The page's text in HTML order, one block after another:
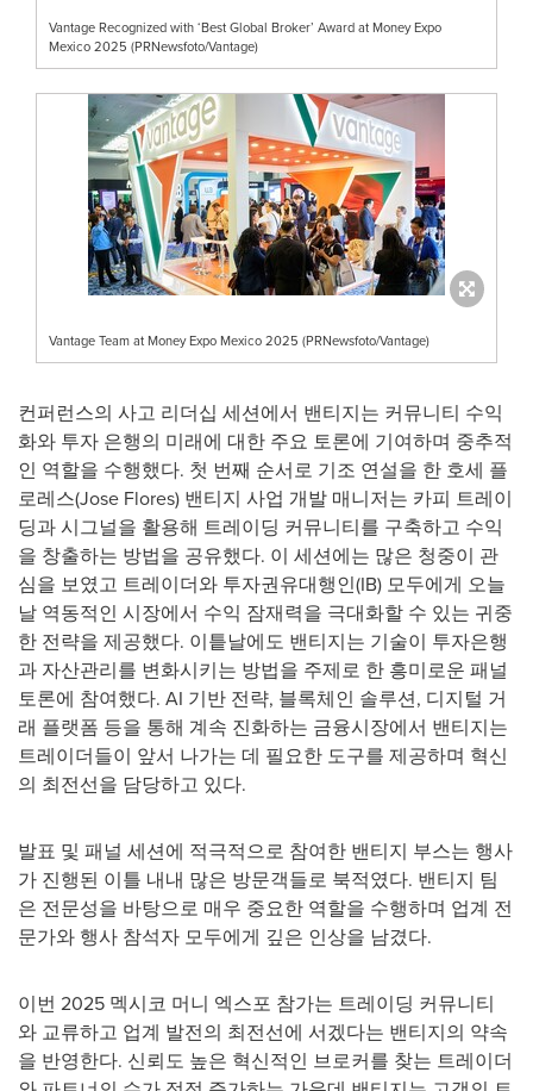
Vantage Recognized with ‘Best Global Broker’ Award at Money Expo
Mexico 2025 (PRNewsfoto/Vantage)
Vantage Team at Money Expo Mexico 2025 (PRNewsfoto/Vantage)
컨퍼런스의 사고 리더십 세션에서 밴티지는 커뮤니티 수익
화와 투자 은행의 미래에 대한 주요 토론에 기여하며 중추적
인 역할을 수행했다. 첫 번째 순서로 기조 연설을 한 호세 플
로레스(Jose Flores) 밴티지 사업 개발 매니저는 카피 트레이
딩과 시그널을 활용해 트레이딩 커뮤니티를 구축하고 수익
을 창출하는 방법을 공유했다. 이 세션에는 많은 청중이 관
심을 보였고 트레이더와 투자권유대행인(IB) 모두에게 오늘
날 역동적인 시장에서 수익 잠재력을 극대화할 수 있는 귀중
한 전략을 제공했다. 이틑날에도 밴티지는 기술이 투자은행
과 자산관리를 변화시키는 방법을 주제로 한 흥미로운 패널
토론에 참여했다. AI 기반 전략, 블록체인 솔루션, 디지털 거
래 플랫폼 등을 통해 계속 진화하는 금융시장에서 밴티지는
트레이더들이 앞서 나가는 데 필요한 도구를 제공하며 혁신
의 최전선을 담당하고 있다.
발표 및 패널 세션에 적극적으로 참여한 밴티지 부스는 행사
가 진행된 이틀 내내 많은 방문객들로 북적였다. 밴티지 팀
은 전문성을 바탕으로 매우 중요한 역할을 수행하며 업계 전
문가와 행사 참석자 모두에게 깊은 인상을 남겼다.
이번 2025 멕시코 머니 엑스포 참가는 트레이딩 커뮤니티
와 교류하고 업계 발전의 최전선에 서겠다는 밴티지의 약속
을 반영한다. 신뢰도 높은 혁신적인 브로커를 찾는 트레이더